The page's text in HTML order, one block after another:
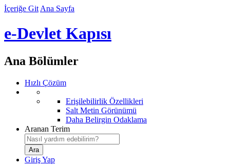
İçeriğe Git Ana Sayfa
e-Devlet Kapısı
Ana Bölümler
Hızlı Çözüm
Erişilebilirlik Özellikleri
Salt Metin Görünümü
Daha Belirgin Odaklama
Aranan Terim
Giriş Yap